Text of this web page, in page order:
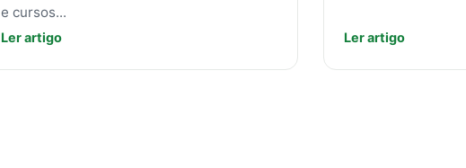
e cursos...
Ler artigo Ler artigo